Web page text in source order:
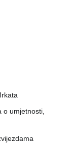
o umjetnosti,